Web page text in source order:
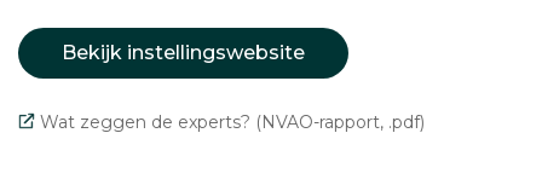
Bekijk instellingswebsite
Wat zeggen de experts? (NVAO-rapport, .pdf)